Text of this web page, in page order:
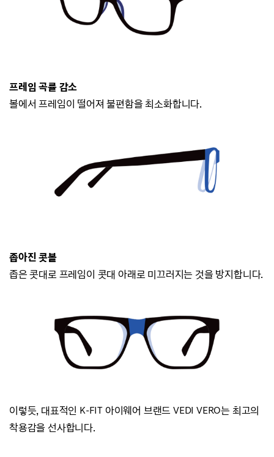
프레임 곡률 감소
볼에서 프레임이 떨어져 불편함을 최소화합니다.
좁아진 콧볼
좁은 콧대로 프레임이 콧대 아래로 미끄러지는 것을 방지합니다.
이렇듯, 대표적인 K-FIT 아이웨어 브랜드VEDI VERO는 최고의
착용감을 선사합니다.